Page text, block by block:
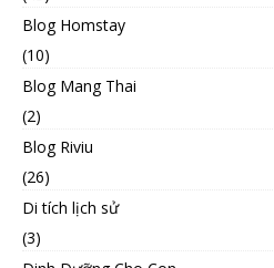
Blog Homstay
(10)
Blog Mang Thai
(2)
Blog Riviu
(26)
Di tích lịch sử
(3)